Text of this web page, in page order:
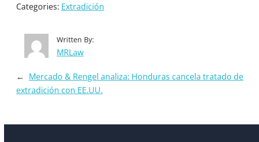
Categories: Extradición
Written By:
MRLaw
← Mercado & Rengel analiza: Honduras cancela tratado de
extradición con EE.UU.